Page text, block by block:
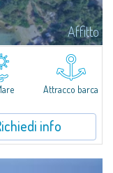
Affitto
proprietà fronte
metri quadrati lungo
a due...
Attracco barca
info